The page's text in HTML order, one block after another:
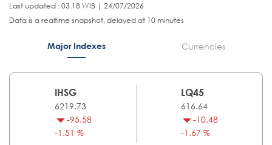
Last updated : 03.18 WIB | 24/07/2026
Data is a realtime snapshot, delayed at 10 minutes
Major Indexes Currencies
IHSG
6219.73
-95.58
-1.51 %
LQ45
616.64
-10.48
-1.67 %